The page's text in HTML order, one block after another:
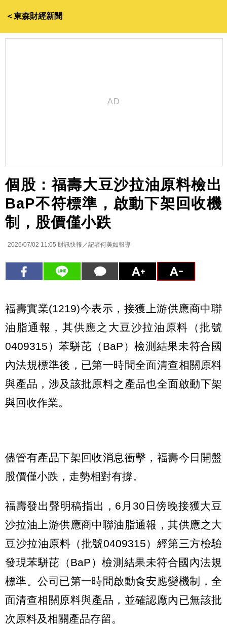
＜東森財經新聞
個股：福壽大豆沙拉油原料檢出
BaP不符標準，啟動下架回收機
制，股價僅小跌
2026/07/02 11:05 財訊快報／記者何美如報導
福壽實業(1219)今表示，接獲上游供應商中聯
油脂通報，其供應之大豆沙拉油原料（批號
0409315）苯駢芘（BaP）檢測結果未符合國
內法規標準後，已第一時間全面清查相關原料
與產品，涉及該批原料之產品也全面啟動下架
與回收作業。
儘管有產品下架回收消息衝擊，福壽今日開盤
股價僅小跌，走勢相對有撐。
福壽發出聲明稿指出，6月30日傍晚接獲大豆
沙拉油上游供應商中聯油脂通報，其供應之大
豆沙拉油原料（批號0409315）經第三方檢驗
發現苯駢芘（BaP）檢測結果未符合國內法規
標準。公司已第一時間啟動食安應變機制，全
面清查相關原料與產品，並確認廠內已無該批
次原料及相關產品存留。